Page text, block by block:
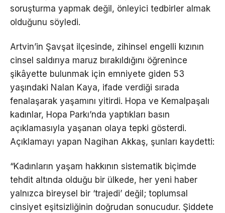
soruşturma yapmak değil, önleyici tedbirler almak
olduğunu söyledi.
Artvin’in Şavşat ilçesinde, zihinsel engelli kızının
cinsel saldırıya maruz bırakıldığını öğrenince
şikâyette bulunmak için emniyete giden 53
yaşındaki Nalan Kaya, ifade verdiği sırada
fenalaşarak yaşamını yitirdi. Hopa ve Kemalpaşalı
kadınlar, Hopa Parkı’nda yaptıkları basın
açıklamasıyla yaşanan olaya tepki gösterdi.
Açıklamayı yapan Nagihan Akkaş, şunları kaydetti:
“Kadınların yaşam hakkının sistematik biçimde
tehdit altında olduğu bir ülkede, her yeni haber
yalnızca bireysel bir ‘trajedi’ değil; toplumsal
cinsiyet eşitsizliğinin doğrudan sonucudur. Şiddete